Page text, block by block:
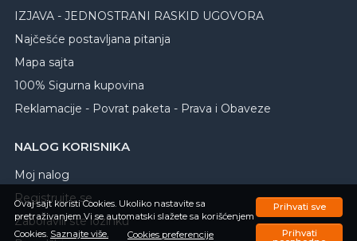
Ovaj sajt koristi Cookies. Ukoliko nastavite sa
pretraživanjem Vi se automatski slažete sa korišćenjem
Cookies. Saznajte više. Cookies preferencije
Prihvati sve
Prihvati
IZJAVA - JEDNOSTRANI RASKID UGOVORA
Najčešće postavljana pitanja
Mapa sajta
100% Sigurna kupovina
Reklamacije - Povrat paketa - Prava i Obaveze
NALOG KORISNIKA
Moj nalog
Registrujte se
Zaboravili ste lozinku